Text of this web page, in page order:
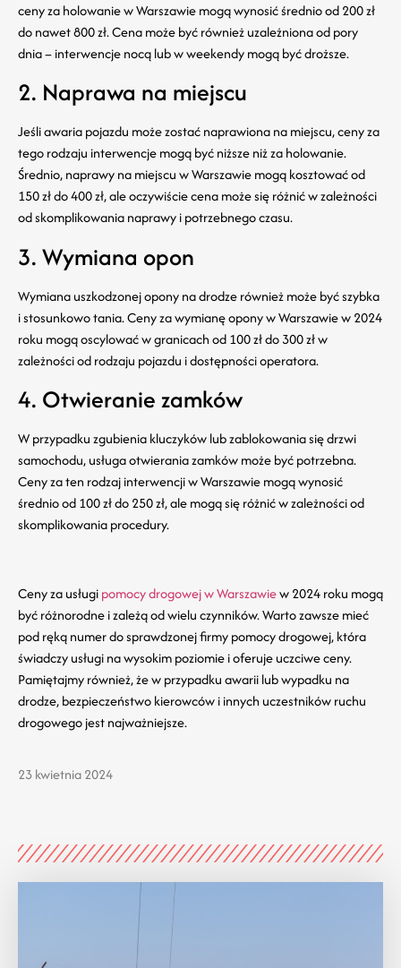
ceny za holowanie w Warszawie mogą wynosić średnio od 200 zł
do nawet 800 zł. Cena może być również uzależniona od pory
dnia – interwencje nocą lub w weekendy mogą być droższe.
2. Naprawa na miejscu
Jeśli awaria pojazdu może zostać naprawiona na miejscu, ceny za
tego rodzaju interwencje mogą być niższe niż za holowanie.
Średnio, naprawy na miejscu w Warszawie mogą kosztować od
150 zł do 400 zł, ale oczywiście cena może się różnić w zależności
od skomplikowania naprawy i potrzebnego czasu.
3. Wymiana opon
Wymiana uszkodzonej opony na drodze również może być szybka
i stosunkowo tania. Ceny za wymianę opony w Warszawie w 2024
roku mogą oscylować w granicach od 100 zł do 300 zł w
zależności od rodzaju pojazdu i dostępności operatora.
4. Otwieranie zamków
W przypadku zgubienia kluczyków lub zablokowania się drzwi
samochodu, usługa otwierania zamków może być potrzebna.
Ceny za ten rodzaj interwencji w Warszawie mogą wynosić
średnio od 100 zł do 250 zł, ale mogą się różnić w zależności od
skomplikowania procedury.
Ceny za usługipomocy drogowej w Warszawiew 2024 roku mogą
być różnorodne i zależą od wielu czynników. Warto zawsze mieć
pod ręką numer do sprawdzonej firmy pomocy drogowej, która
świadczy usługi na wysokim poziomie i oferuje uczciwe ceny.
Pamiętajmy również, że w przypadku awarii lub wypadku na
drodze, bezpieczeństwo kierowców i innych uczestników ruchu
drogowego jest najważniejsze.
23 kwietnia 2024